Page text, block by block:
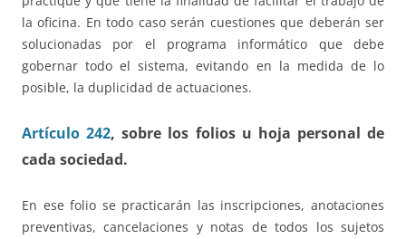
la oficina. En todo caso serán cuestiones que deberán ser
solucionadas por el programa informático que debe
gobernar todo el sistema, evitando en la medida de lo
posible, la duplicidad de actuaciones.
Artículo 242, sobre los folios u hoja personal de
cada sociedad.
En ese folio se practicarán las inscripciones, anotaciones
preventivas, cancelaciones y notas de todos los sujetos